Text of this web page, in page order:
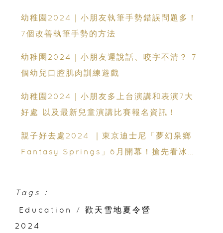
幼稚園2024｜小朋友執筆手勢錯誤問題多！
7個改善執筆手勢的方法
幼稚園2024｜小朋友遲說話、咬字不清？ 7
個幼兒口腔肌肉訓練遊戲
幼稚園2024｜小朋友多上台演講和表演7大
好處 以及最新兒童演講比賽報名資訊！
親子好去處2024 ｜東京迪士尼「夢幻泉鄉
Fantasy Springs」6月開幕！搶先看冰雪
Tags :
Education
/
歡天雪地夏令營
2024